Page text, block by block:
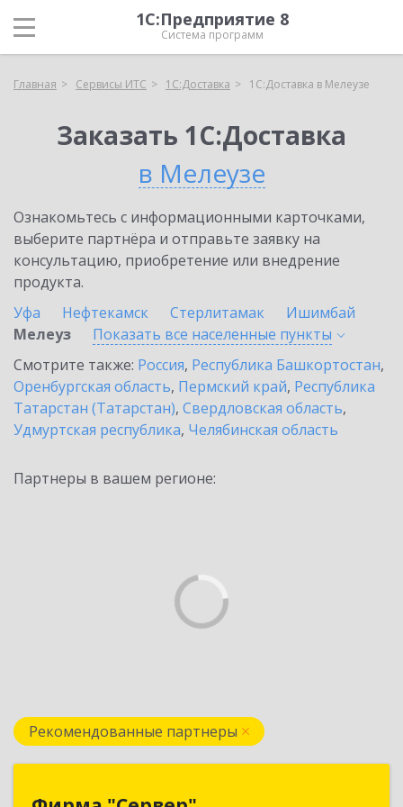
1С:Предприятие 8
Система программ
Главная Сервисы ИТС 1С:Доставка 1С:Доставка в Мелеузе
Заказать 1С:Доставка
в Мелеузе
Ознакомьтесь с информационными карточками,
выберите партнёра и отправьте заявку на
консультацию, приобретение или внедрение
продукта.
Уфа
Нефтекамск Стерлитамак
Ишимбай
Мелеуз
Показать все населенные пункты
Смотрите также: Россия, Республика Башкортостан,
Оренбургская область, Пермский край, Республика
Татарстан (Татарстан), Свердловская область,
Удмуртская республика, Челябинская область
Партнеры в вашем регионе:
Рекомендованные партнеры